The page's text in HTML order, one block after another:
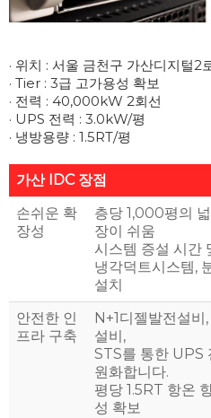
· 위치 : 서울 금천구 가산디지털2
· Tier : 3급 고가용성 확보
· 전력 : 40,000kW 2회선
· UPS 전력 : 3.0kW/평
가산 IDC 장점
손쉬운 확
장성
층당 1,000평의
장이 쉬움
시스템 증설 시간
냉각덕트시스템,
설치
안전한 인
프라 구축
N+1디젤발전설
설비,
STS를 통한 UPS
원화합니다.
평당 1.5RT 항온
성 확보